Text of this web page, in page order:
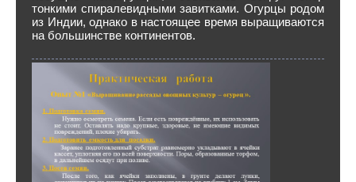
тонкими спиралевидными завитками. Огурцы родом
из Индии, однако в настоящее время выращиваются
на большинстве континентов.